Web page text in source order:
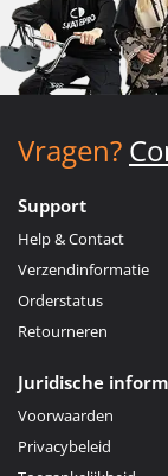
Vragen?
Support
Help & Contact
Verzendinformatie
Orderstatus
Retourneren
Juridische
Voorwaarden
Privacybeleid